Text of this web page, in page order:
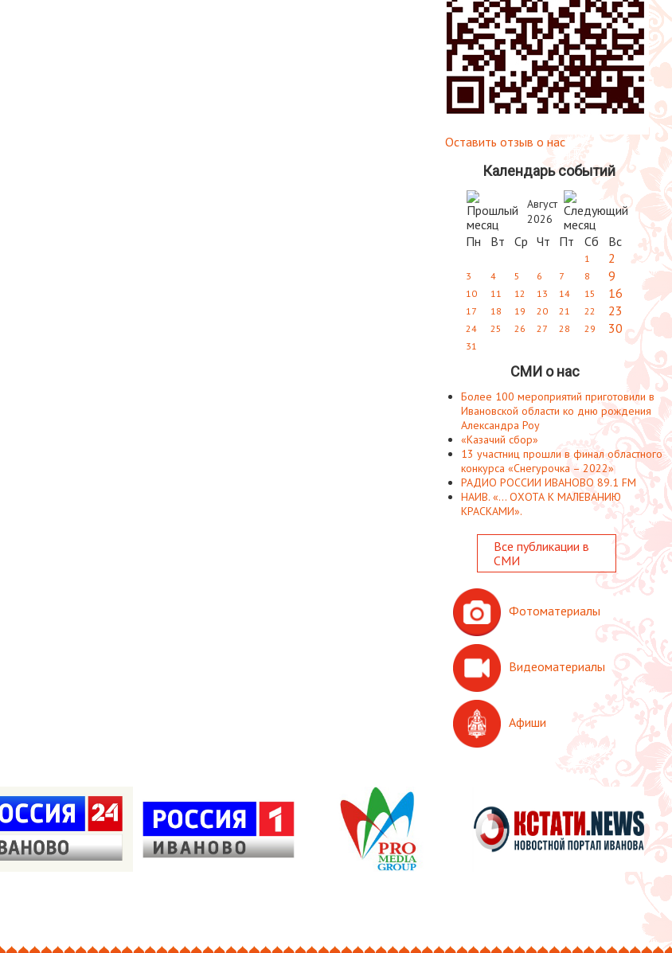
Оставить отзыв о нас
Календарь событий
Август
2026
Пн Вт Ср Чт Пт Сб Вс
1 2
3 4 5 6 7 8 9
10 11 12 13 14 15 16
17 18 19 20 21 22 23
24 25 26 27 28 29 30
31
СМИ о нас
Более 100 мероприятий приготовили в
Ивановской области ко дню рождения
Александра Роу
«Казачий сбор»
13 участниц прошли в финал областного
конкурса «Снегурочка – 2022»
РАДИО РОССИИ ИВАНОВО 89.1 FM
НАИВ. «... ОХОТА К МАЛЕВАНИЮ
КРАСКАМИ».
Все публикации в
СМИ
Фотоматериалы
Видеоматериалы
Афиши